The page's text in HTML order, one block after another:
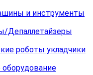
и инструменты
Депаллетайзеры
роботы укладчики